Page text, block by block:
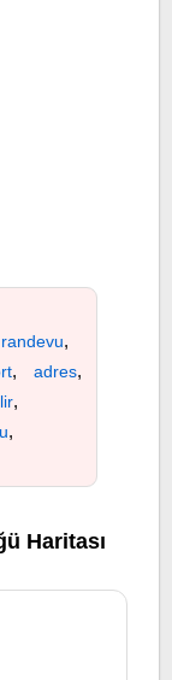
,
, adres,
,
,
Haritası